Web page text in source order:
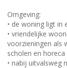
Omgeving:
• de woning ligt
• vriendelijke
voorzieningen als
scholen en horeca
• nabij uitvalsweg